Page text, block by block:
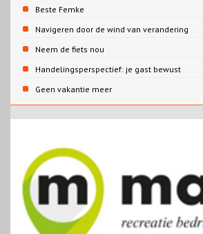
of een zegen?
Beste Femke
Navigeren door de wind van verandering
Neem de fiets nou
Handelingsperspectief: je gast bewust
maken van duurzaam gedrag tijdens een
leuk dagje uit
Geen vakantie meer